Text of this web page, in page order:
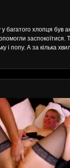
багатого хлопця був
і попу. А за кілька